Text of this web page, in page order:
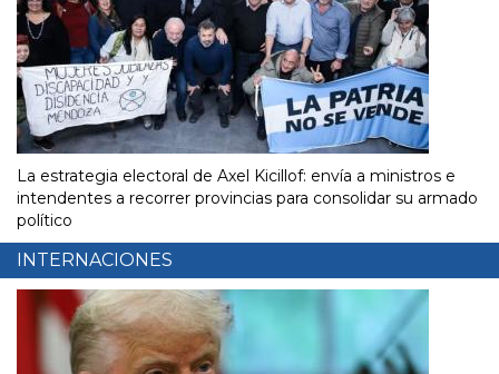
La estrategia electoral de Axel Kicillof: envía a ministros e
intendentes a recorrer provincias para consolidar su armado
político
INTERNACIONES